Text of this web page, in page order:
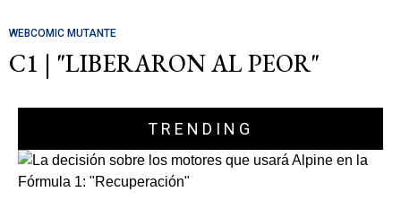
WEBCOMIC MUTANTE
C1 | "LIBERARON AL PEOR"
TRENDING